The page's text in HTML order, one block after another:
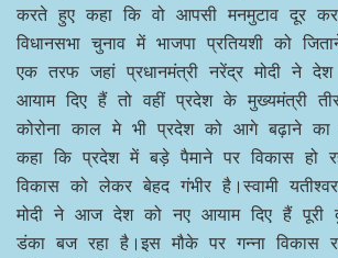
करते हुए कहा कि वो आपसी मनमुटाव दूर
विधानसभा चुनाव में भाजपा प्रतियशी को
एक तरफ जहां प्रधानमंत्री नरेंद्र मोदी ने
आयाम दिए हैं तो वहीं प्रदेश के मुख्यमंत्री
कोरोना काल मे भी प्रदेश को आगे बढ़ाने का
कहा कि प्रदेश में बड़े पैमाने पर विकास हो
विकास को लेकर बेहद गंभीर है।स्वामी
मोदी ने आज देश को नए आयाम दिए हैं पूरी
डंका बज रहा है।इस मौके पर गन्ना विकास